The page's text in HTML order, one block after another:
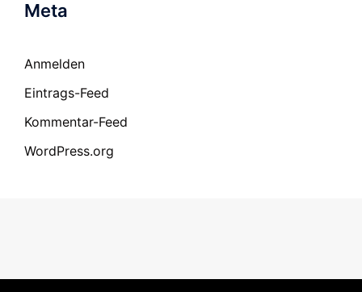
Meta
Anmelden
Eintrags-Feed
Kommentar-Feed
WordPress.org